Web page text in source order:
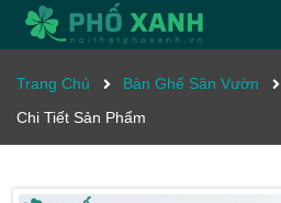
Trang Chủ Bàn Ghế Sân Vườn
Chi Tiết Sản Phẩm